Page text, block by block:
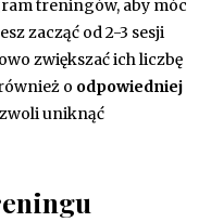
treningów, aby móc
zacząć od 2-3 sesji
zwiększać ich liczbę
o odpowiedniej
uniknąć